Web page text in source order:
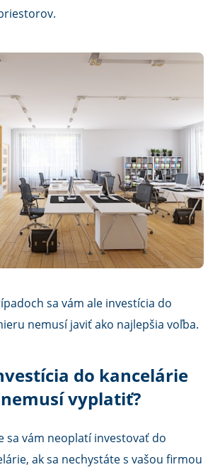
sa vám ale investícia do
nemusí javiť ako najlepšia voľba.
do kancelárie
vyplatiť?
sa vám neoplatí investovať do
ak sa nechystáte s vašou firmou